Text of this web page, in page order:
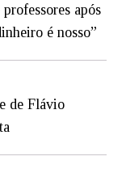
após
é nosso”
de Flávio